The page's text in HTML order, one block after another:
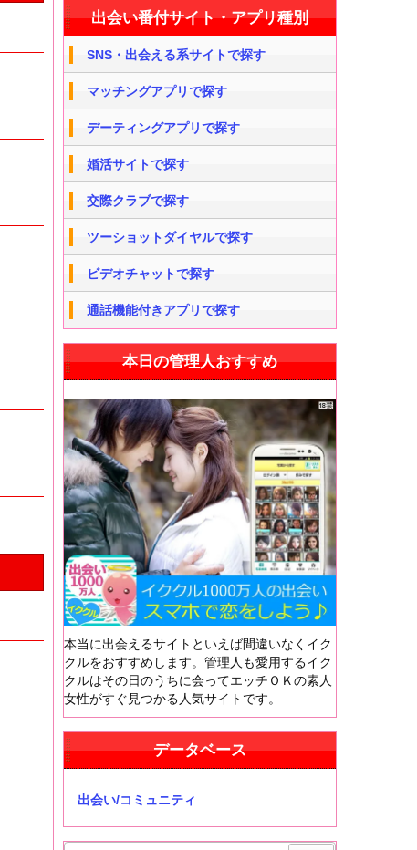
出会い番付サイト・アプリ種別
SNS・出会える系サイトで探す
マッチングアプリで探す
デーティングアプリで探す
婚活サイトで探す
交際クラブで探す
ツーショットダイヤルで探す
ビデオチャットで探す
通話機能付きアプリで探す
本日の管理人おすすめ
本当に出会えるサイトといえば間違いなくイク
クルをおすすめします。管理人も愛用するイク
クルはその日のうちに会ってエッチＯＫの素人
女性がすぐ見つかる人気サイトです。
データベース
出会い/コミュニティ